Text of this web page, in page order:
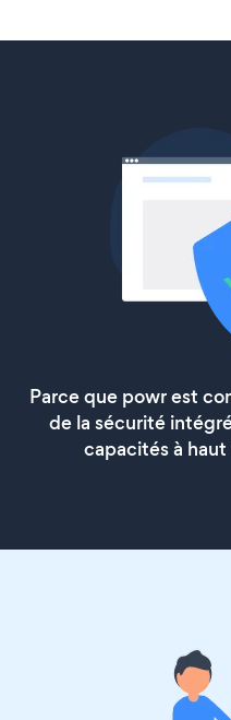
Parce que powr est
de la sécurité
capacités à